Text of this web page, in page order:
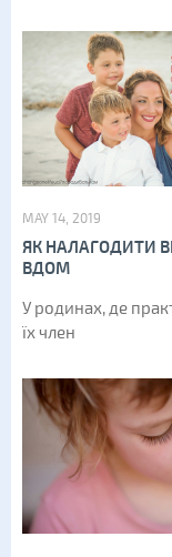
MAY 14, 2019
ЯК НАЛАГОДИТИ
ВДОМ
У родинах, де
їх член